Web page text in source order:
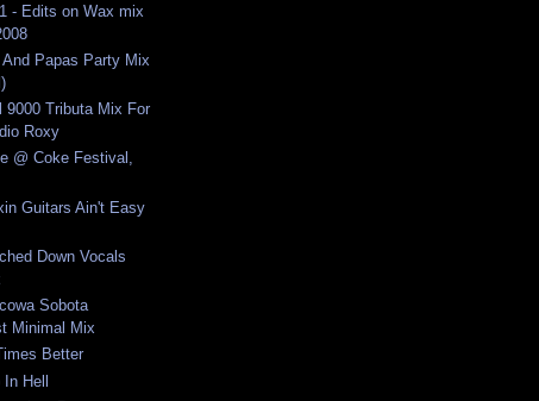
- Edits on Wax mix
Papas Party Mix
9000 Tributa Mix For
Roxy
@ Coke Festival,
Guitars Ain't Easy
Down Vocals
Sobota
Minimal Mix
Better
In Hell